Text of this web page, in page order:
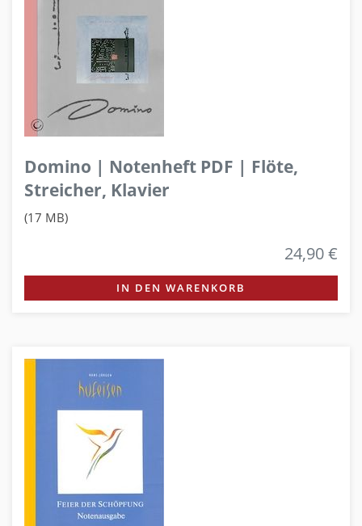
Domino | Notenheft PDF | Flöte,
Streicher, Klavier
(17 MB)
24,90 €
IN DEN WARENKORB